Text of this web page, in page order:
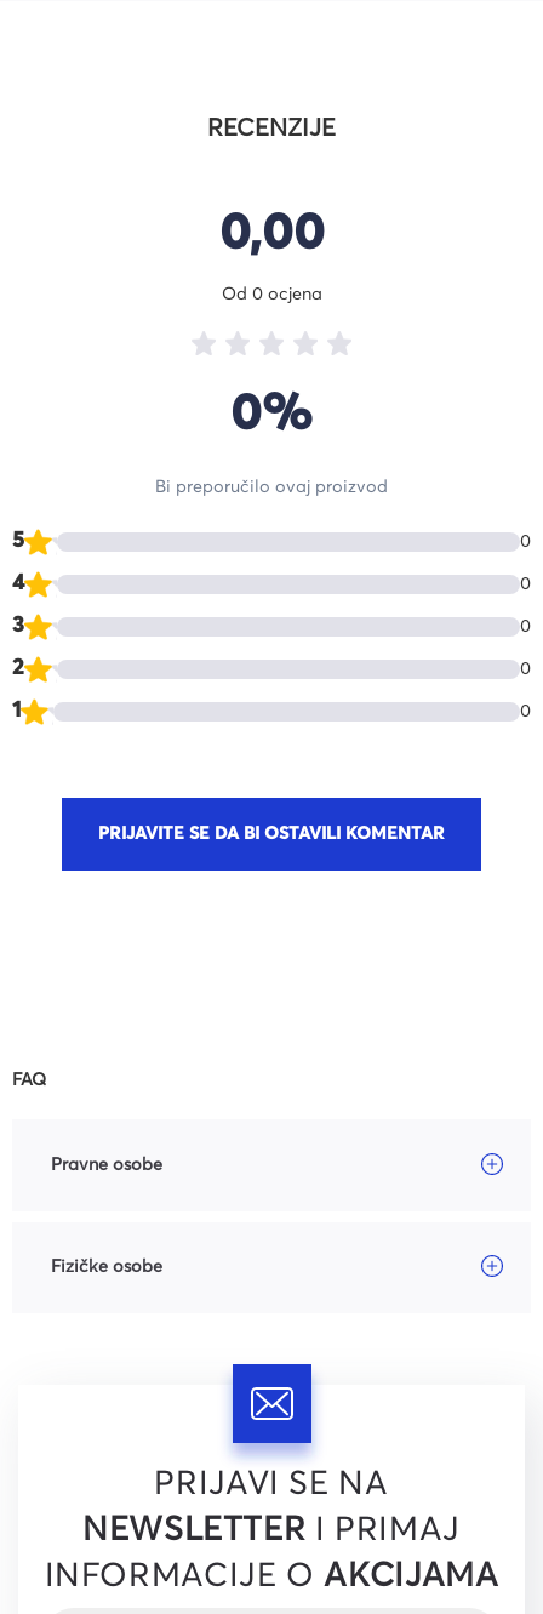
RECENZIJE
5 0
4 0
3 0
2 0
1 0
0,00
Od 0 ocjena
0%
Bi preporučilo ovaj proizvod
PRIJAVITE SE DA BI OSTAVILI KOMENTAR
FAQ
Pravne osobe
Fizičke osobe
PRIJAVI SE NA
NEWSLETTER I PRIMAJ
INFORMACIJE OAKCIJAMA